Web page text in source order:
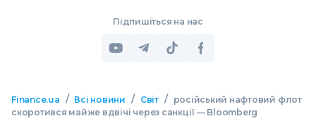
Підпишіться на нас
Finance.ua / Всі новини / Світ /
російський нафтовий флот
скоротився майже вдвічі через санкції — Bloomberg